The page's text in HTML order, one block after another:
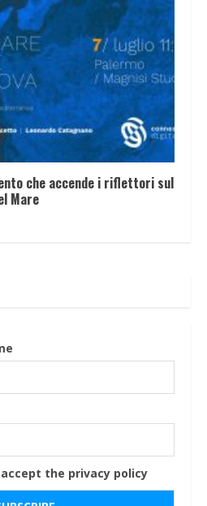
che accende i riflettori sul
Mare
the privacy policy